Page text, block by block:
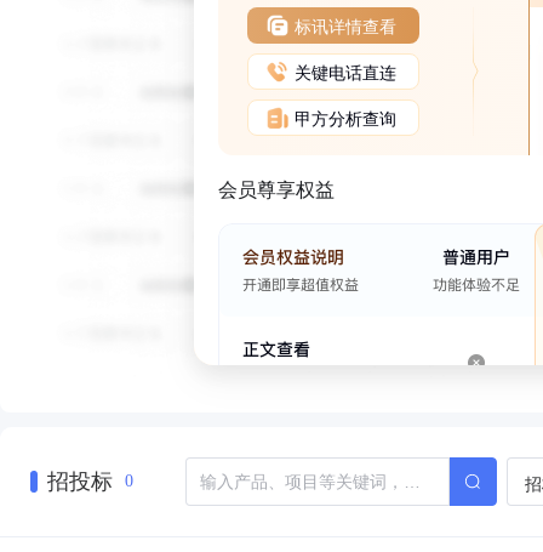
标讯详情查看
关键电话直连
甲方分析查询
会员尊享权益
招投标 0